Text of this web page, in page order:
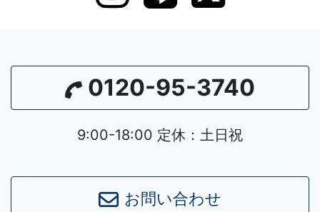
Leaflet|©OpenStreetMapcontributors
0120-95-3740
9:00-18:00 定休：土日祝
お問い合わせ